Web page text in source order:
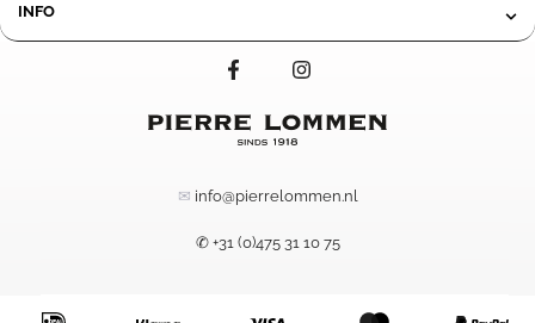
INFO
✉ info@pierrelommen.nl
✆ +31 (0)475 31 10 75